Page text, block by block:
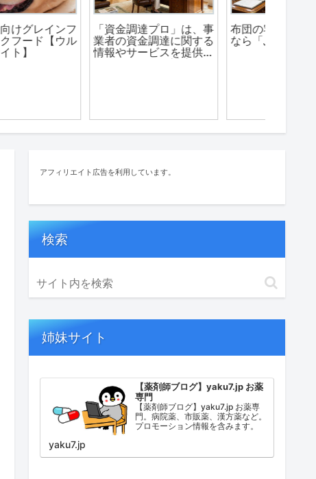
松井証券は豊富な投資サ
ービスを取り扱う老舗ネ
ット証券です。
今日の浜寺公園（大阪府
堺市西区）
アフィリエイト広告を利用しています。
検索
姉妹サイト
【薬剤師ブログ】yaku7.jp お薬
専門
【薬剤師ブログ】yaku7.jp お薬専
門。病院薬、市販薬、漢方薬など。
プロモーション情報を含みます。
yaku7.jp